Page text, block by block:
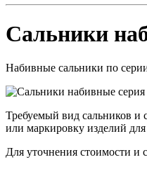
Сальники
Набивные сальники по
Требуемый вид сальников и
или маркировку изделий
Для уточнения стоимости и